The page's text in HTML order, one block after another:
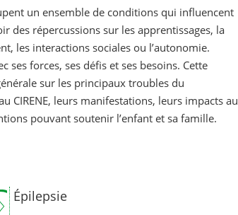
un ensemble de conditions qui influencent
des répercussions sur les apprentissages, la
les interactions sociales ou l’autonomie.
ses forces, ses défis et ses besoins. Cette
sur les principaux troubles du
CIRENE, leurs manifestations, leurs impacts au
pouvant soutenir l’enfant et sa famille.
Épilepsie